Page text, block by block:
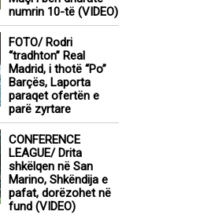
numrin 10-të (VIDEO)
FOTO/ Rodri
“tradhton” Real
Madrid, i thotë “Po”
Barçës, Laporta
paraqet ofertën e
parë zyrtare
CONFERENCE
LEAGUE/ Drita
shkëlqen në San
Marino, Shkëndija e
pafat, dorëzohet në
fund (VIDEO)